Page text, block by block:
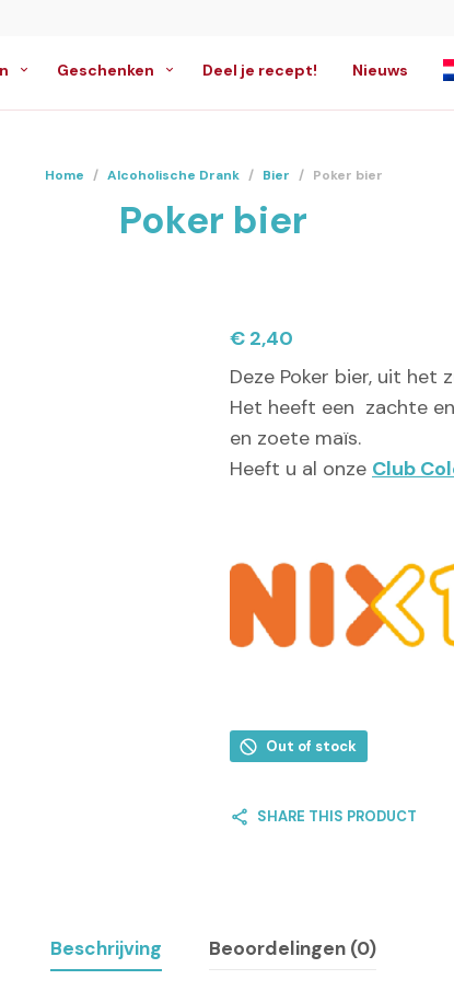
Geschenken Deel je recept! Nieuws
Home / Alcoholische Drank / Bier / Poker bier
Poker bier
€ 2,40
Deze Poker bier, uit het
Het heeft een zachte
en zoete maïs.
Heeft u al onze Club
Out of stock
SHARE THIS PRODUCT
Beschrijving Beoordelingen (0)